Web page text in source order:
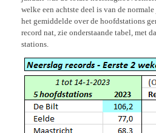
welke een achtste deel is van de
het gemiddelde over de hoofdstations
record nat, zie onderstaande tabel, met
stations.